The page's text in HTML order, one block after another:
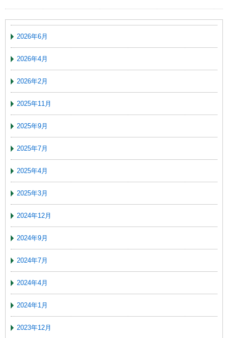
2026年6月
2026年4月
2026年2月
2025年11月
2025年9月
2025年7月
2025年4月
2025年3月
2024年12月
2024年9月
2024年7月
2024年4月
2024年1月
2023年12月